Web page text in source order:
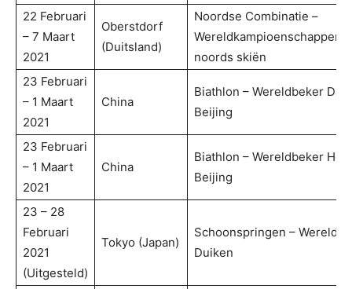
22 Februari
– 7 Maart
2021
Oberstdorf
(Duitsland)
Noordse Combinatie –
Wereldkampioenschappen
noords skiën
23 Februari
– 1 Maart
2021
China
Biathlon – Wereldbeker
Beijing
23 Februari
– 1 Maart
2021
China
Biathlon – Wereldbeker
Beijing
23 – 28
Februari
2021
(Uitgesteld)
Tokyo (Japan)
Schoonspringen –
Duiken